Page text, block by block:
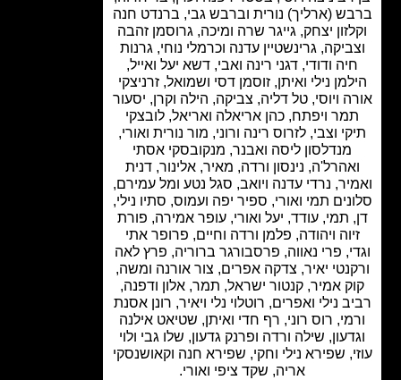
(ארליך) נורית וברבש גבי, ברנדט חנה
יצחק, גייגר שרה ומיכה, גרוסמן זהבה
גרינשטיין עדנה וכרמלי נוחי, גרנות
ודודי, דגני רינה ואבי, דשא יעל ואייל,
נילי ואיתן, זוסמן דסי ושמואל, זרניצקי
ויוסי,טל דליה, צביקה, הילה וקרן,יסעור
ויפתח, כהן אריאלה ואריאל, לובצקי
וצבי, לזרוס רינה ורוני,מור נורית ואורי,
מנדלסון ליסה ואבנר,מנקובסקי אסתי
נינסון ורדה, מאיר, אלינור, דנית
נרדי עדנה ויואב, סגל נטע ומל עמירם,
תמי ואורי, ספיר יפה ועמוס, סתיו נילי,
תמי, עודד, יעל ואורי, עופר אמירה, פורת
ויהודה, פלמן ורדה וחיים,פרופר אתי
פרי נאווה,פרסבורגר ברוריה,פרץ לאה
יאיר, צדקה אפרים, צור אורנה ומשה,
אמיר,קנטור ישראל, תמר, אלון ודפנה,
נילי ואפרים,רוטלוי נלי ויאיר,רונן אסנת
רוס רוני, רף חדי ואיתן,שטיאט אילנה
שילה ורדה ופרנק גדעון,שלו גבי ולוי
שפירא נילי וחקי, שפירא חנה וקאושנסקי
שקד ציפי ואורי.